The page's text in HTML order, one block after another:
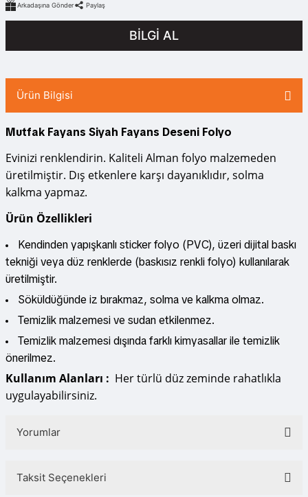
Arkadaşına Gönder Paylaş
BİLGİ AL
Ürün Bilgisi
Mutfak Fayans Siyah Fayans Deseni Folyo
Evinizi renklendirin. Kaliteli Alman folyo malzemeden
üretilmiştir. Dış etkenlere karşı dayanıklıdır, solma
kalkma yapmaz.
Ürün Özellikleri
Kendinden yapışkanlı sticker folyo (PVC), üzeri dijital baskı
tekniği veya düz renklerde (baskısız renkli folyo) kullanılarak
üretilmiştir.
Söküldüğünde iz bırakmaz, solma ve kalkma olmaz.
Temizlik malzemesi ve sudan etkilenmez.
Temizlik malzemesi dışında farklı kimyasallar ile temizlik
önerilmez.
Kullanım Alanları : Her türlü düz zeminde rahatlıkla
uygulayabilirsiniz.
Yorumlar
Taksit Seçenekleri